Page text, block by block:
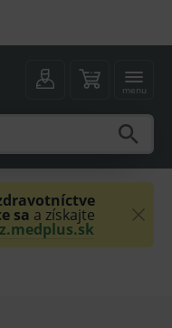
menu
sa a získajte